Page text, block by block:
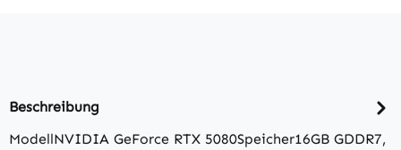
Beschreibung
ModellNVIDIA GeForce RTX 5080Speicher16GB GDDR7,